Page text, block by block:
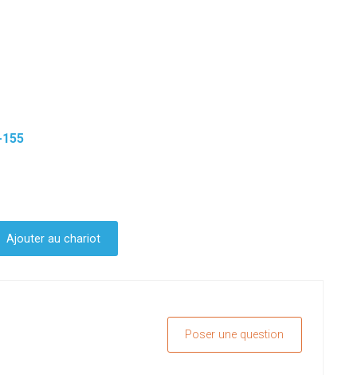
155
Ajouter au chariot
Poser une question